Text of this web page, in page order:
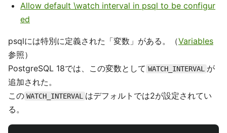
Allow default \watch interval in psql to be configur
ed
psqlには特別に定義された「変数」がある。（Variables
参照）
PostgreSQL 18では、この変数として WATCH_INTERVAL
が
追加された。
この WATCH_INTERVAL
はデフォルトでは2が設定されてい
る。